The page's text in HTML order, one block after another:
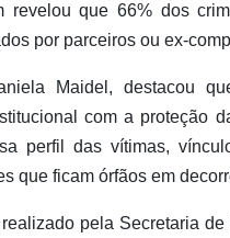
revelou que 66% dos
por parceiros ou ex-
Maidel, destacou
com a proteção
perfil das vítimas,
que ficam órfãos em
pela Secretaria